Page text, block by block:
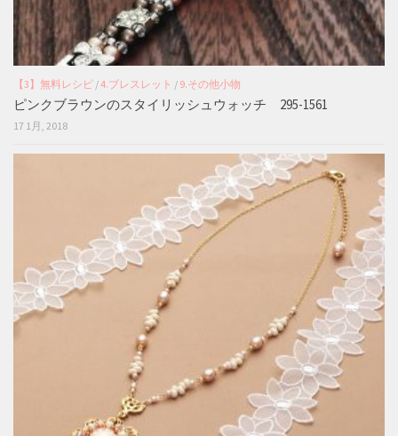
【3】無料レシピ /4.ブレスレット / 9.その他小物
ピンクブラウンのスタイリッシュウォッチ 295-1561
17 1月, 2018